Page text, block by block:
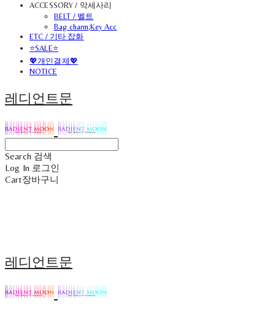
ACCESSORY / 악세사리
BELT / 벨트
Bag charm,Key Acc
ETC / 기타 잡화
⭐SALE⭐
💖개인결제💖
NOTICE
레디언트문
Search 검색
Log In 로그인
Cart장바구니
레디언트문